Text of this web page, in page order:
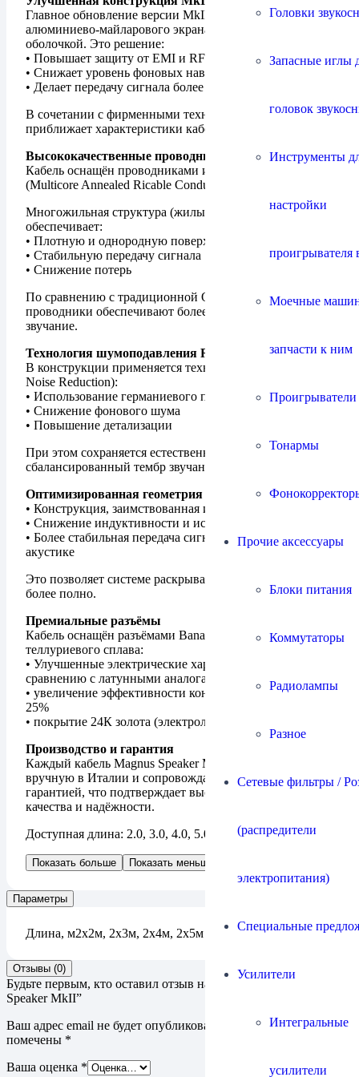
Головки
Запасные иглы
головок
Инструменты
настройки
проигрывателя
Моечные
запчасти к ним
Тонармы
Прочие аксессуары
Блоки питания
Коммутаторы
Радиолампы
Разное
Сетевые фильтры /
(распредители
электропитания)
Специальные
Усилители
Интегральные
усилители
Главное обновление версии MkII — добавление
алюминиево-майларового экрана под внешней
оболочкой. Это решение:
• Повышает защиту от EMI и RFI помех
• Снижает уровень фоновых наводок
• Делает передачу сигнала более стабильной
В сочетании с фирменными технологиями Ricable это
приближает характеристики кабеля к старшим сериям.
Высококачественные проводники
Кабель оснащён проводниками из меди MARC 7N
(Multicore Annealed Ricable Conductor) сечением 4,3 мм².
Многожильная структура (жилы по 0,1 мм²)
обеспечивает:
• Плотную и однородную поверхность
• Стабильную передачу сигнала
• Снижение потерь
По сравнению с традиционной OFC-медью, такие
проводники обеспечивают более точное и прозрачное
звучание.
Технология шумоподавления RNR
В конструкции применяется технология RNR (Ricable
Noise Reduction):
• Использование германиевого полупроводника
• Снижение фонового шума
• Повышение детализации
При этом сохраняется естественный и
сбалансированный тембр звучания.
Оптимизированная геометрия
• Конструкция, заимствованная из старших серий
• Снижение индуктивности и искажений
• Более стабильная передача сигнала от усилителя к
акустике
Это позволяет системе раскрывать свой потенциал
более полно.
Премиальные разъёмы
Кабель оснащён разъёмами Banana BFA из медно-
теллуриевого сплава:
• Улучшенные электрические характеристики по
сравнению с латунными аналогами
• увеличение эффективности контакта более чем на
25%
• покрытие 24К золота (электролитическое нанесение)
Производство и гарантия
Каждый кабель Magnus Speaker MkII изготавливается
вручную в Италии и сопровождается пожизненной
гарантией, что подтверждает высокий уровень
качества и надёжности.
Доступная длина: 2.0, 3.0, 4.0, 5.0 метров.
Показать больше Показать меньше
Параметры
Длина, м2х2м, 2х3м, 2х4м, 2х5м
Отзывы (0)
Будьте первым, кто оставил отзыв на “Кабель Ricable Magnus
Speaker MkII”
Ваш адрес email не будет опубликован.
Обязательные поля
помечены *
Ваша оценка *